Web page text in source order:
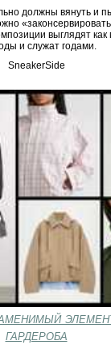
должны вянуть и
выглядят как
и служат годами.
SneakerSide
гардероба